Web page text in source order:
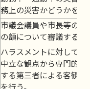
務上の災害かどうかを認
市議会議員や市長等の報
の額について審議する。
ハラスメントに対して、
中立な観点から専門的な
する第三者による客観的